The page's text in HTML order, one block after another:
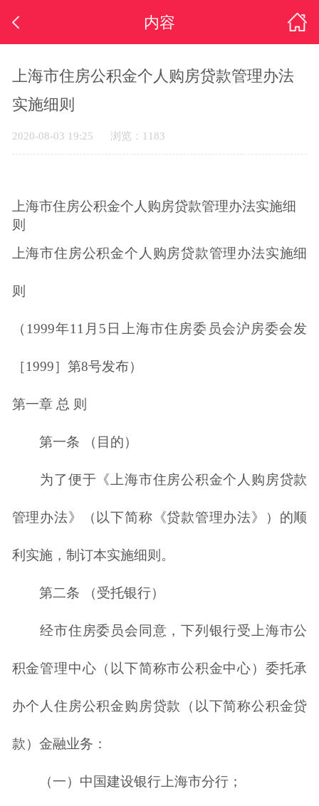
内容
上海市住房公积金个人购房贷款管理办法
实施细则
2020-08-03 19:25 浏览：1183
上海市住房公积金个人购房贷款管理办法实施细
则
上海市住房公积金个人购房贷款管理办法实施细
则
（1999年11月5日上海市住房委员会沪房委会发
［1999］第8号发布）
第一章 总 则
第一条 （目的）
为了便于《上海市住房公积金个人购房贷款
管理办法》（以下简称《贷款管理办法》）的顺
利实施，制订本实施细则。
第二条 （受托银行）
经市住房委员会同意，下列银行受上海市公
积金管理中心（以下简称市公积金中心）委托承
办个人住房公积金购房贷款（以下简称公积金贷
款）金融业务：
（一）中国建设银行上海市分行；